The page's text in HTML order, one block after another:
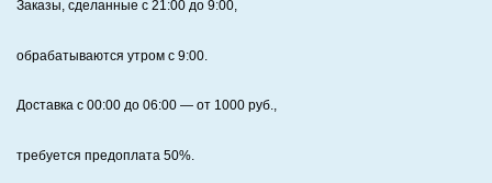
Заказы, сделанные с 21:00 до 9:00,
обрабатываются утром с 9:00.
Доставка с 00:00 до 06:00 — от 1000 руб.,
требуется предоплата 50%.